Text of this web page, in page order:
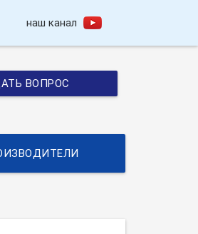
наш канал
ВОПРОС